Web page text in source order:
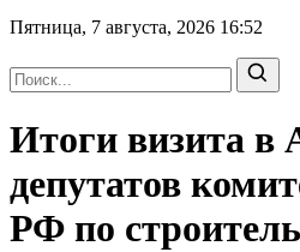
Пятница, 7 августа, 2026 16:52
Итоги визита в
депутатов
РФ по